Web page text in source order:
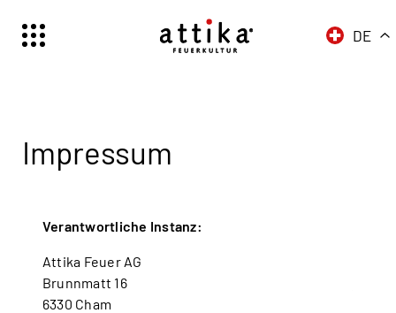
Schweiz | Deutsch
Deutschland | Deutsch
Frankreich | Deutsch
DE
Impressum
Verantwortliche Instanz:
Attika Feuer AG
Brunnmatt 16
6330 Cham